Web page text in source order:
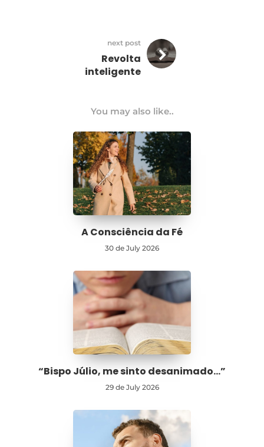
next post
Revolta
inteligente
You may also like..
A Consciência da Fé
30 de July 2026
“Bispo Júlio, me sinto desanimado…”
29 de July 2026